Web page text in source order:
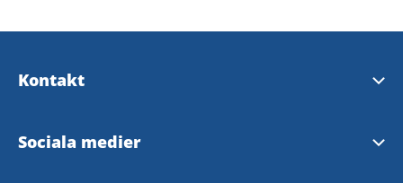
Kontakt
Upplev Lysekil
Sociala medier